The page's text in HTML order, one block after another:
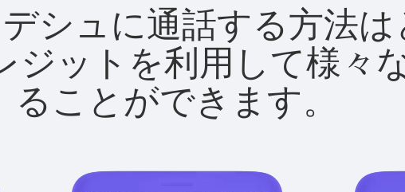
シュに通話する方法は
ジットを利用して様々
ることができます。